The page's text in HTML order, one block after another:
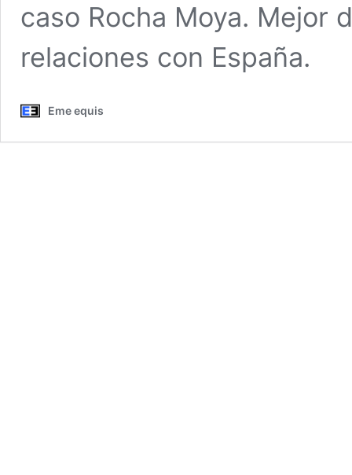
caso Rocha Moya. Mejor
relaciones con España.
Eme equis